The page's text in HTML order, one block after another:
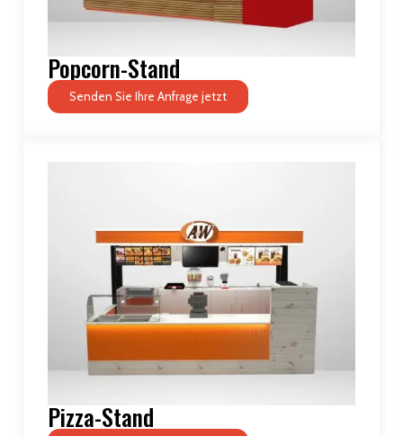
Popcorn-Stand
Senden Sie Ihre Anfrage jetzt
Pizza-Stand